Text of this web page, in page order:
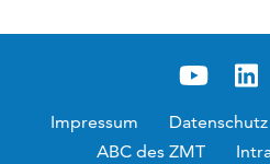
Impressum Datenschutz
ABC des ZMT